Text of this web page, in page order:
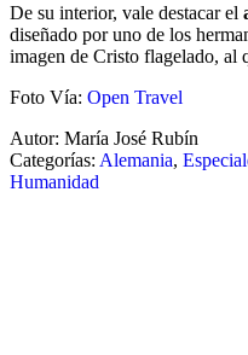
De su interior, vale destacar el
diseñado por uno de los
imagen de Cristo flagelado, al
Foto Vía: Open Travel
Autor: María José Rubín
Categorías: Alemania,
Humanidad